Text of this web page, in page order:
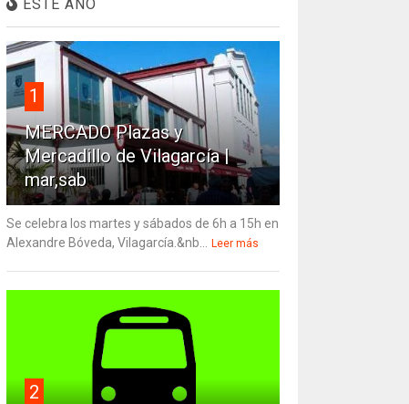
ESTE AÑO
1
MERCADO Plazas y
Mercadillo de Vilagarcía |
mar,sab
Se celebra los martes y sábados de 6h a 15h en
Alexandre Bóveda, Vilagarcía.&nb...
Leer más
2